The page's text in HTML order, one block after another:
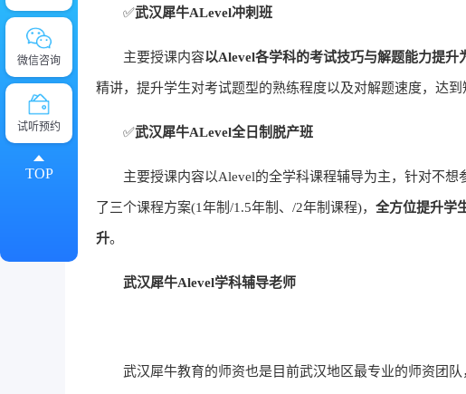
✅武汉犀牛ALevel冲刺班
主要授课内容以Alevel各学科的考试技巧与解题能力提升
精讲，提升学生对考试题型的熟练程度以及对解题速度，达到
✅武汉犀牛ALevel全日制脱产班
主要授课内容以Alevel的全学科课程辅导为主，针对不想
了三个课程方案(1年制/1.5年制、/2年制课程)， 全方位提升学
升。
武汉犀牛Alevel学科辅导老师
武汉犀牛教育的师资也是目前武汉地区最专业的师资团队
微信咨询
试听预约
TOP